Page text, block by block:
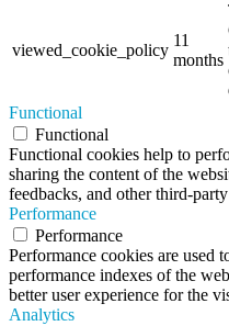
viewed_cookie_policy
11
months
Functional
Functional
Functional cookies help to
sharing the content of the
feedbacks, and other third-
Performance
Performance
Performance cookies are used
performance indexes of the
better user experience for the
Analytics